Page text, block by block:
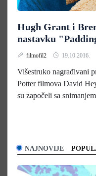
Hugh Grant i
nastavku
filmofil2 19.10.2016.
Višestruko nagrađivani
Potter filmova David
su započeli sa
NAJNOVIJE